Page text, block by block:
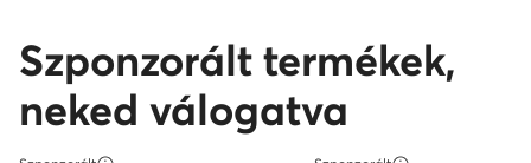
Szponzorált termékek,
neked válogatva